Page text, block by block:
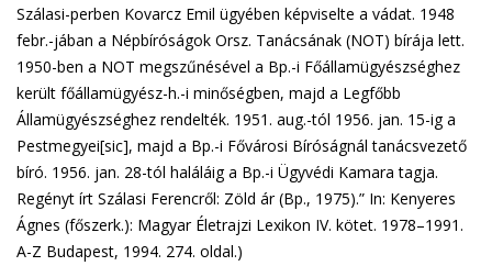
Szálasi-perben Kovarcz Emil ügyében képviselte a vádat. 1948
febr.-jában a Népbíróságok Orsz. Tanácsának (NOT) bírája lett.
1950-ben a NOT megszűnésével a Bp.-i Főállamügyészséghez
került főállamügyész-h.-i minőségben, majd a Legfőbb
Államügyészséghez rendelték. 1951. aug.-tól 1956. jan. 15-ig a
Pestmegyei[sic], majd a Bp.-i Fővárosi Bíróságnál tanácsvezető
bíró. 1956. jan. 28-tól haláláig a Bp.-i Ügyvédi Kamara tagja.
Regényt írt Szálasi Ferencről: Zöld ár (Bp., 1975).” In: Kenyeres
Ágnes (főszerk.): Magyar Életrajzi Lexikon IV. kötet. 1978–1991.
A-Z Budapest, 1994. 274. oldal.)